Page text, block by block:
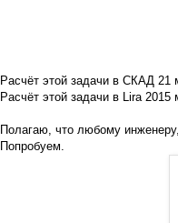
Расчёт этой задачи в СКАД 21
Расчёт этой задачи в Lira 2015
Полагаю, что любому
Попробуем.